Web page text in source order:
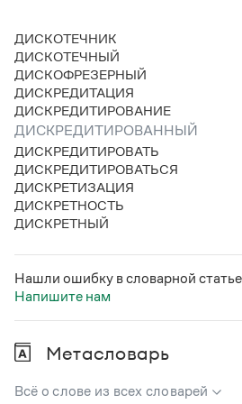
Интервью
Лекции и подкасты
Рекомендуем
Учебник Грамоты
Правила русского языка: от азов до
Интерактивные упражнения: от
Скороговорки
Издательство
Научпоп
Все книги
ДИСКОТЕЧНИК
ДИСКОТЕЧНЫЙ
ДИСКОФРЕЗЕРНЫЙ
ДИСКРЕДИТАЦИЯ
ДИСКРЕДИТИРОВАНИЕ
ДИСКРЕДИТИРОВАННЫЙ
ДИСКРЕДИТИРОВАТЬ
ДИСКРЕДИТИРОВАТЬСЯ
ДИСКРЕТИЗАЦИЯ
ДИСКРЕТНОСТЬ
ДИСКРЕТНЫЙ
Нашли ошибку в словарной
Напишите нам
Метасловарь
Всё о слове из всех словарей